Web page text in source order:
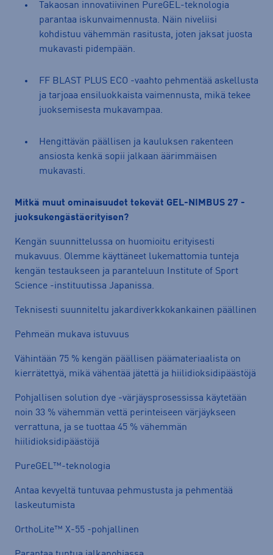
Takaosan innovatiivinen PureGEL-teknologia
parantaa iskunvaimennusta. Näin niveliisi
kohdistuu vähemmän rasitusta, joten jaksat juosta
mukavasti pidempään.
FF BLAST PLUS ECO -vaahto pehmentää askellusta
ja tarjoaa ensiluokkaista vaimennusta, mikä tekee
juoksemisesta mukavampaa.
Hengittävän päällisen ja kauluksen rakenteen
ansiosta kenkä sopii jalkaan äärimmäisen
mukavasti.
Mitkä muut ominaisuudet tekevät GEL-NIMBUS 27 -
juoksukengästäerityisen?
Kengän suunnittelussa on huomioitu erityisesti
mukavuus. Olemme käyttäneet lukemattomia tunteja
kengän testaukseen ja paranteluun Institute of Sport
Science -instituutissa Japanissa.
Teknisesti suunniteltu jakardiverkkokankainen päällinen
Pehmeän mukava istuvuus
Vähintään 75 % kengän päällisen päämateriaalista on
kierrätettyä, mikä vähentää jätettä ja hiilidioksidipäästöjä
Pohjallisen solution dye -värjäysprosessissa käytetään
noin 33 % vähemmän vettä perinteiseen värjäykseen
verrattuna, ja se tuottaa 45 % vähemmän
hiilidioksidipäästöjä
PureGEL™-teknologia
Antaa kevyeltä tuntuvaa pehmustusta ja pehmentää
laskeutumista
OrthoLite™ X-55 -pohjallinen